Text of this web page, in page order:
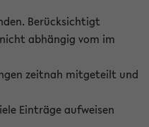
Berücksichtigt
abhängig vom im
zeitnah mitgeteilt und
Einträge aufweisen